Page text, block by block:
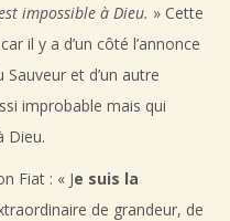
impossible à Dieu. » Cette
il y a d’un côté l’annonce
et d’un autre
improbable mais qui
Dieu.
Fiat : « Je suis la
de grandeur, de